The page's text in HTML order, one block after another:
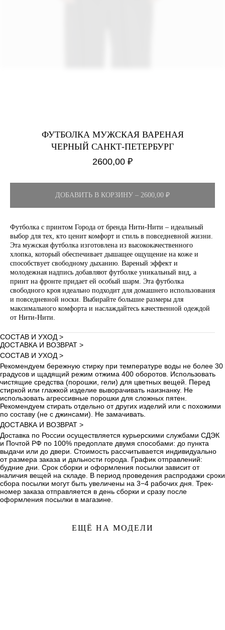
ФУТБОЛКА МУЖСКАЯ ВАРЕНАЯ
ЧЕРНЫЙ САНКТ-ПЕТЕРБУРГ
2600,00 ₽
ДОБАВИТЬ В КОРЗИНУ – 2600,00 ₽
Футболка с принтом Города от бренда Нити-Нити – идеальный
выбор для тех, кто ценит комфорт и стиль в повседневной жизни.
Эта мужская футболка изготовлена из высококачественного
хлопка, который обеспечивает дышащее ощущение на коже и
способствует свободному дыханию. Вареный эффект и
молодежная надпись добавляют футболке уникальный вид, а
принт на фронте придает ей особый шарм. Эта футболка
свободного кроя идеально подходит для домашнего использования
и повседневной носки. Выбирайте большие размеры для
максимального комфорта и наслаждайтесь качественной одеждой
от Нити-Нити.
СОСТАВ И УХОД >
ДОСТАВКА И ВОЗВРАТ >
СОСТАВ И УХОД >
Рекомендуем бережную стирку при температуре воды не более 30
градусов и щадящий режим отжима 400 оборотов. Использовать
чистящие средства (порошки, гели) для цветных вещей. Перед
стиркой или глажкой изделие выворачивать наизнанку. Не
использовать агрессивные порошки для сложных пятен.
Рекомендуем стирать отдельно от других изделий или с похожими
по составу (не с джинсами). Не замачивать.
ДОСТАВКА И ВОЗВРАТ >
Доставка по России осуществляется курьерскими службами СДЭК
и Почтой РФ по 100% предоплате двумя способами: до пункта
выдачи или до двери. Стоимость рассчитывается индивидуально
от размера заказа и дальности города. График отправлений:
будние дни. Срок сборки и оформления посылки зависит от
наличия вещей на складе. В период проведения распродажи сроки
сбора посылки могут быть увеличены на 3−4 рабочих дня. Трек-
номер заказа отправляется в день сборки и сразу после
оформления посылки в магазине.
ЕЩЁ НА МОДЕЛИ